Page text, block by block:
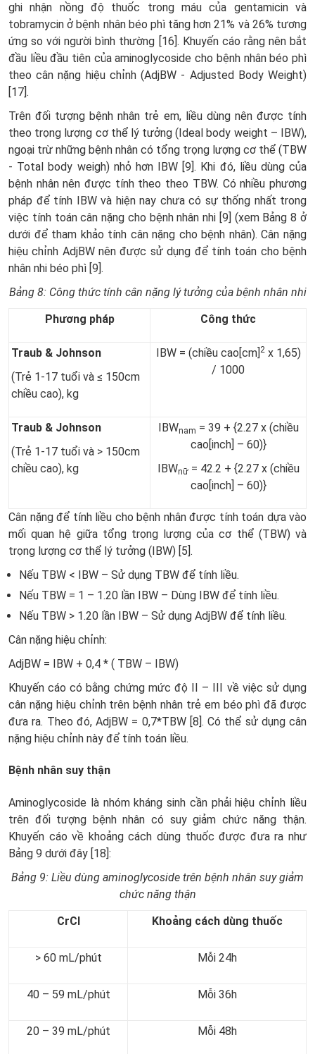
ghi nhận nồng độ thuốc trong máu của gentamicin và
tobramycin ở bệnh nhân béo phì tăng hơn 21% và 26% tương
ứng so với người bình thường [16]. Khuyến cáo rằng nên bắt
đầu liều đầu tiên của aminoglycoside cho bệnh nhân béo phì
theo cân nặng hiệu chỉnh (AdjBW - Adjusted Body Weight)
[17].
Trên đối tượng bệnh nhân trẻ em, liều dùng nên được tính
theo trọng lượng cơ thể lý tưởng (Ideal body weight – IBW),
ngoại trừ những bệnh nhân có tổng trọng lượng cơ thể (TBW
- Total body weigh) nhỏ hơn IBW [9]. Khi đó, liều dùng của
bệnh nhân nên được tính theo theo TBW. Có nhiều phương
pháp để tính IBW và hiện nay chưa có sự thống nhất trong
việc tính toán cân nặng cho bệnh nhân nhi [9] (xem Bảng 8 ở
dưới để tham khảo tính cân nặng cho bệnh nhân). Cân nặng
hiệu chỉnh AdjBW nên được sử dụng để tính toán cho bệnh
nhân nhi béo phì [9].
Bảng 8: Công thức tính cân nặng lý tưởng của bệnh nhân nhi
Phương pháp
Công thức
Traub & Johnson
(Trẻ 1-17 tuổi và ≤ 150cm
chiều cao), kg
IBW = (chiều cao[cm]2x 1,65)
/ 1000
Traub & Johnson
(Trẻ 1-17 tuổi và > 150cm
chiều cao), kg
IBWnam = 39 + {2.27 x (chiều
cao[inch] – 60)}
IBWnữ= 42.2 + {2.27 x (chiều
cao[inch] – 60)}
Cân nặng để tính liều cho bệnh nhân được tính toán dựa vào
mối quan hệ giữa tổng trọng lượng của cơ thể (TBW) và
trọng lượng cơ thể lý tưởng (IBW) [5].
Nếu TBW < IBW – Sử dụng TBW để tính liều.
Nếu TBW = 1 – 1.20 lần IBW – Dùng IBW để tính liều.
Nếu TBW > 1.20 lần IBW – Sử dụng AdϳBW để tính liều.
Cân nặng hiệu chỉnh:
AdjBW = IBW + 0,4 * ( TBW – IBW)
Khuyến cáo có bằng chứng mức độ II – III về việc sử dụng
cân nặng hiệu chỉnh trên bệnh nhân trẻ em béo phì đã được
đưa ra. Theo đó, AdjBW = 0,7*TBW [8]. Có thể sử dụng cân
nặng hiệu chỉnh này để tính toán liều.
Bệnh nhân suy thận
Aminoglycoside là nhóm kháng sinh cần phải hiệu chỉnh liều
trên đối tượng bệnh nhân có suy giảm chức năng thận.
Khuyến cáo về khoảng cách dùng thuốc được đưa ra như
Bảng 9 dưới đây [18]:
Bảng 9: Liều dùng aminoglycoside trên bệnh nhân suy giảm
chức năng thận
CrCl
Khoảng cách dùng thuốc
> 60 mL/phút Mỗi 24h
40 – 59 mL/phút Mỗi 36h
20 – 39 mL/phút Mỗi 48h